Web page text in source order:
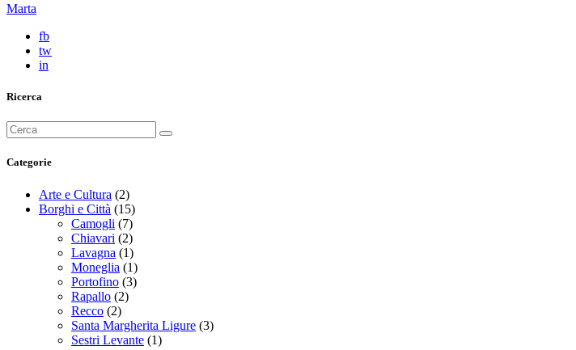
Marta
fb
tw
in
Ricerca
Cerca
per:
Categorie
Arte e Cultura (2)
Borghi e Città (15)
Camogli (7)
Chiavari (2)
Lavagna (1)
Moneglia (1)
Portofino (3)
Rapallo (2)
Recco (2)
Santa Margherita Ligure (3)
Sestri Levante (1)